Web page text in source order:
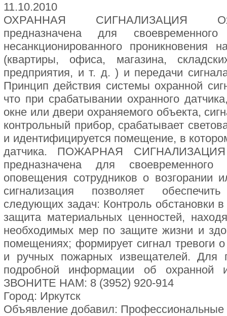
11.10.2010
ОХРАННАЯ СИГНАЛИЗАЦИЯ
предназначена для
несанкционированного проникновения
(квартиры, офиса, магазина,
предприятия, и т. д. ) и передачи
Принцип действия системы охранной
что при срабатывании охранного
окне или двери охраняемого объекта,
контрольный прибор, срабатывает
и идентифицируется помещение, в
датчика. ПОЖАРНАЯ СИГНАЛИЗАЦИЯ
предназначена для
оповещения сотрудников о возгорании
сигнализация позволяет
следующих задач: Контроль
защита материальных ценностей,
необходимых мер по защите жизни и
помещениях; формирует сигнал тревоги
и ручных пожарных извещателей. Для
подробной информации об охранной
ЗВОНИТЕ НАМ: 8 (3952) 920-914
Город: Иркутск
Объявление добавил: Профессиональные